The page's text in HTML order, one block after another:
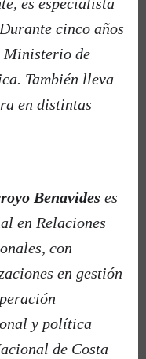
cinco años
Ministerio de
También lleva
en distintas
Benavides es
en Relaciones
con
en gestión
y política
de Costa